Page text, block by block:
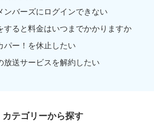
ンバーズにログインできない
すると料金はいつまでかかりますか
パー！を休止したい
放送サービスを解約したい
カテゴリーから探す